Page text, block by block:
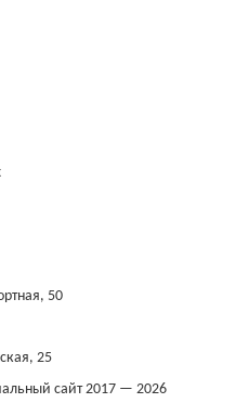
50
25
сайт 2017 — 2026